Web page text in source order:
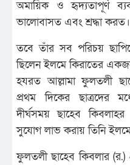
অমায়িক ও হৃদ্যতাপূর্ণ
ভালোবাসত এবং শ্রদ্ধা করত।
তবে তাঁর সব পরিচয়
ছিলেন ইলমে কিরাতের
হযরত আল্লামা ফুলতলী
প্রথম দিকের ছাত্রদের
দীর্ঘসময় ছাহেব কিবলাহর
সুযোগ লাভ করায় তিনি ইলমে
ফুলতলী ছাহেব কিবলার (র.)